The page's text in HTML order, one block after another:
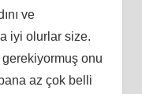
ve
iyi olurlar size.
onu
az çok belli